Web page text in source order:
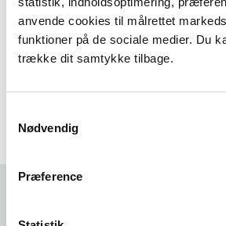
anvende cookies til målrettet
funktioner på de sociale medier. Du
trække dit samtykke tilbage.
Nødvendig
Præference
træ med rester af maling, lim,
folie, laminat, søm, skruer osv.
reklamer. Aviser kan dog bruges